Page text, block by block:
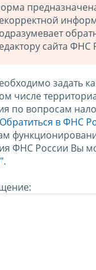
сайта ФНС
задать
числе
по вопросам
в ФНС
ФНС России Вы